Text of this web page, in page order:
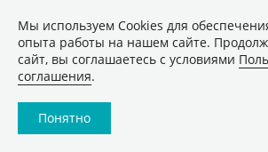
Мы используем Сookies для
опыта работы на нашем сайте.
сайт, вы соглашаетесь с условиями
соглашения.
Понятно